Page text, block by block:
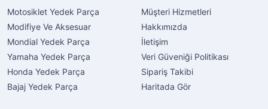
Motosiklet Yedek Parça
Modifiye Ve Aksesuar
Mondial Yedek Parça
Yamaha Yedek Parça
Honda Yedek Parça
Bajaj Yedek Parça
Müşteri Hizmetleri
Hakkımızda
İletişim
Veri Güveniği Politikası
Sipariş Takibi
Haritada Gör